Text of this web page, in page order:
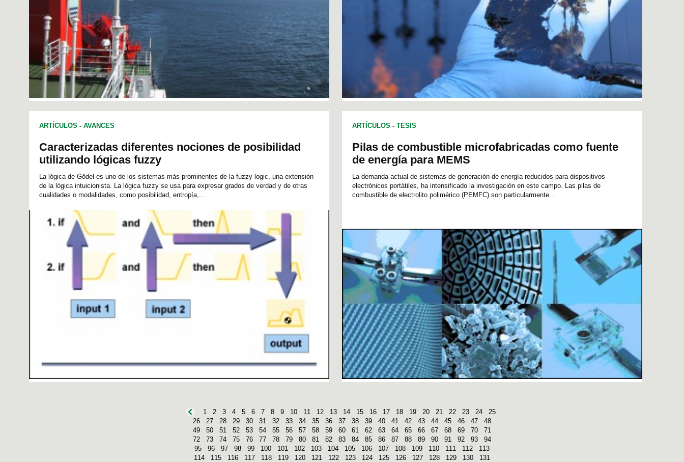
ARTÍCULOS - AVANCES
Caracterizadas diferentes nociones de posibilidad
utilizando lógicas fuzzy
La lógica de Gödel es uno de los sistemas más prominentes de la fuzzy logic, una extensión
de la lógica intuicionista. La lógica fuzzy se usa para expresar grados de verdad y de otras
cualidades o modalidades, como posibilidad, entropía,...
ARTÍCULOS - TESIS
Pilas de combustible microfabricadas como fuente
de energía para MEMS
La demanda actual de sistemas de generación de energía reducidos para dispositivos
electrónicos portátiles, ha intensificado la investigación en este campo. Las pilas de
combustible de electrolito polimérico (PEMFC) son particularmente...
1 2 3 4 5 6 7 8 9 10 11 12 13 14 15 16 17 18 19 20 21 22 23 24
25
26
27 28 29 30 31 32 33 34 35 36 37 38 39 40 41 42 43 44 45 46 47
48
49
50 51 52 53 54 55 56 57 58 59 60 61 62 63 64 65 66 67 68 69 70
71
72
73 74 75 76 77 78 79 80 81 82 83 84 85 86 87 88 89 90 91 92 93
94
95
96 97 98 99 100 101 102 103 104 105 106 107 108 109 110 111 112
113
114
115 116 117 118 119 120 121 122 123 124 125 126 127 128 129 130
131